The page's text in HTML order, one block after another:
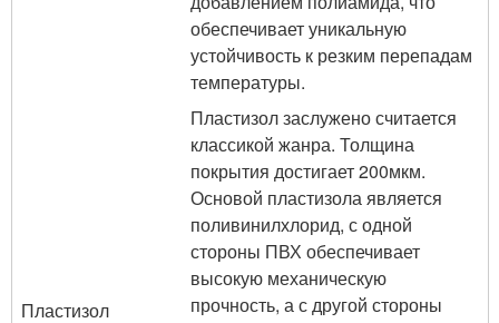
обеспечивает уникальную
устойчивость к резким перепадам
температуры.
Пластизол
Пластизол заслужено считается
классикой жанра. Толщина
покрытия достигает 200мкм.
Основой пластизола является
поливинилхлорид, с одной
стороны ПВХ обеспечивает
высокую механическую
прочность, а с другой стороны